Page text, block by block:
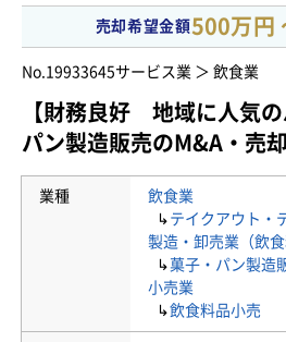
売却希望金額500万円
No.19933645サービス業 ＞ 飲食業
【財務良好 地域に人気
パン製造販売のM&A・売
業種
飲食業
↳ テイクアウト・
製造・卸売業（飲食
↳菓子・パン製造
小売業
↳飲食料品小売